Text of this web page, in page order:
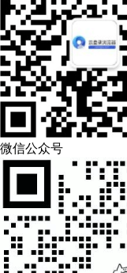
微信公众号